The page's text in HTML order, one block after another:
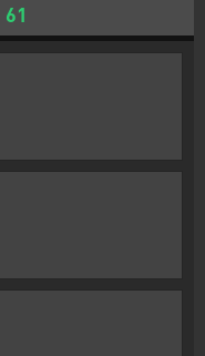
61